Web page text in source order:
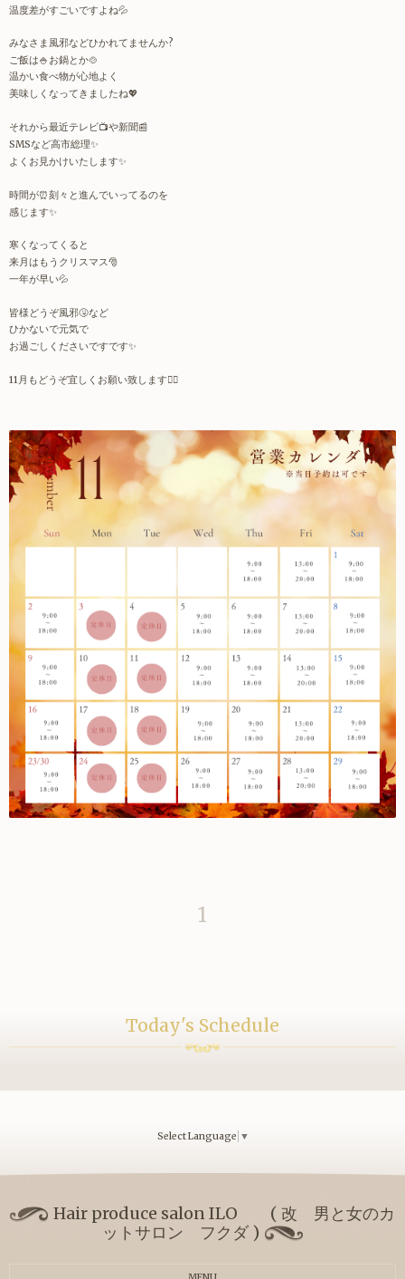
温度差がすごいですよね💦
みなさま風邪などひかれてませんか?
ご飯は🍚 お鍋とか🍲
温かい食べ物が心地よく
美味しくなってきましたね💖
それから最近テレビ📺や新聞📰
SMSなど高市総理✨
よくお見かけいたします✨
時間が⏰刻々と進んでいってるのを
感じます✨
寒くなってくると
来月はもうクリスマス🎅
一年が早い💦
皆様どうぞ風邪🤧など
ひかないで元気で
お過ごしくださいですです✨
11月もどうぞ宜しくお願い致します🙇‍♀️
1
Today's Schedule
Select Language ▼
Hair produce salon ILO ( 改 男と女のカ
ットサロン フクダ )